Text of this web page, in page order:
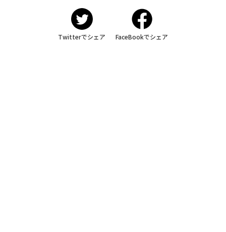
Twitterでシェア FaceBookでシェア